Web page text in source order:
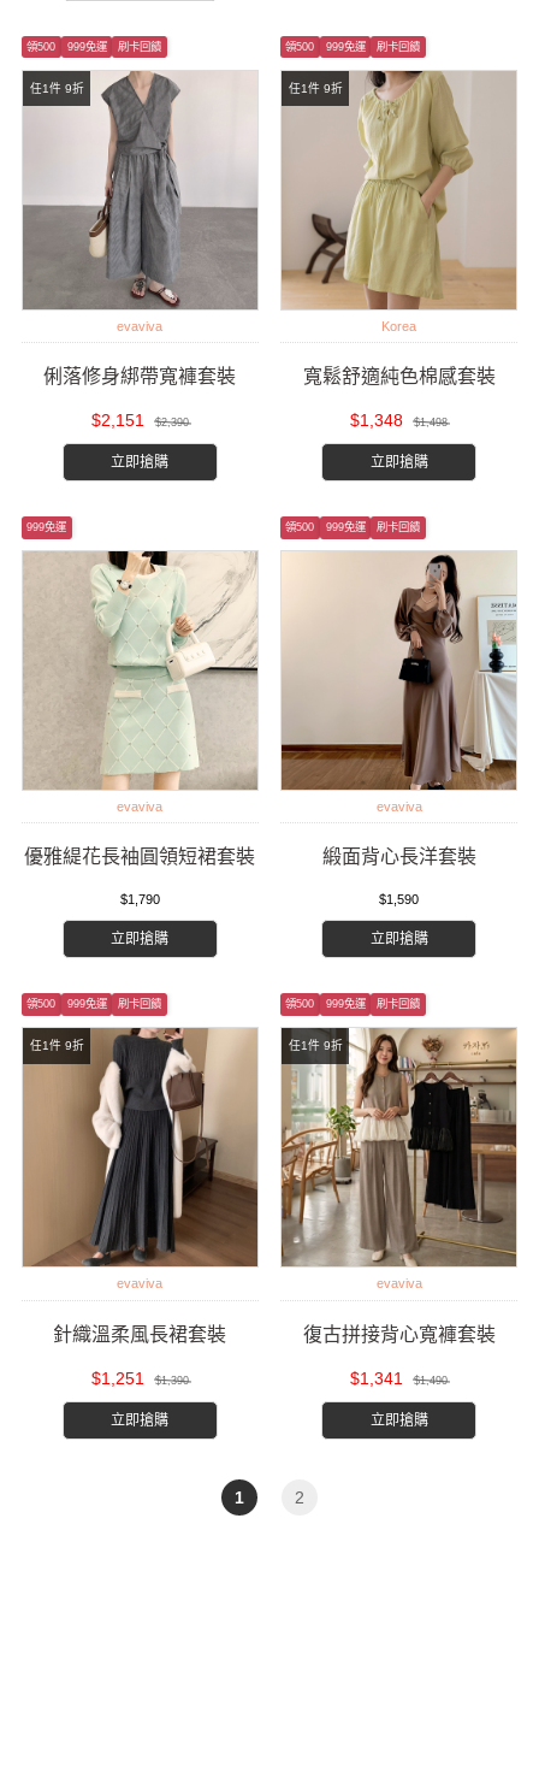
任1件 9折
領500 999免運 刷卡回饋
evaviva
俐落修身綁帶寬褲套裝
$2,151 $2,390
立即搶購
任1件 9折
領500 999免運 刷卡回饋
Korea
寬鬆舒適純色棉感套裝
$1,348 $1,498
立即搶購
999免運
evaviva
優雅緹花長袖圓領短裙套裝
$1,790
立即搶購
領500 999免運 刷卡回饋
evaviva
緞面背心長洋套裝
$1,590
立即搶購
任1件 9折
領500 999免運 刷卡回饋
evaviva
針織溫柔風長裙套裝
$1,251 $1,390
立即搶購
任1件 9折
領500 999免運 刷卡回饋
evaviva
復古拼接背心寬褲套裝
$1,341 $1,490
立即搶購
1 2